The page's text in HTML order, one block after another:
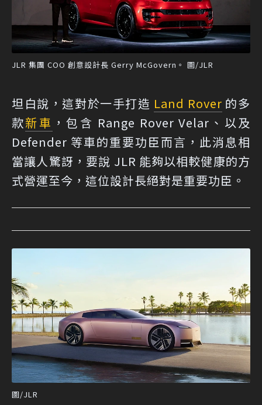
JLR 集團 COO 創意設計長 Gerry McGovern。 圖/JLR
坦白說，這對於一手打造 Land Rover 的多
款新車 ，包含 Range Rover Velar、以及
Defender 等車的重要功臣而言，此消息相
當讓人驚訝，要說 JLR 能夠以相較健康的方
式營運至今，這位設計長絕對是重要功臣。
圖/JLR